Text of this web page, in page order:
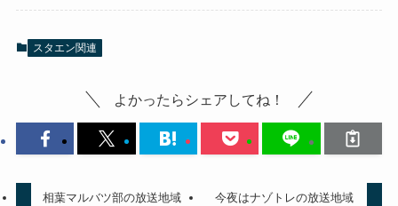
スタエン関連
よかったらシェアしてね！
相葉マルバツ部の放送地域
今夜はナゾトレの放送地域